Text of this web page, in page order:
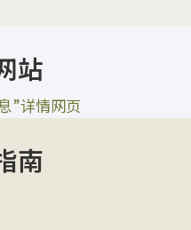
站
”详情网页
南